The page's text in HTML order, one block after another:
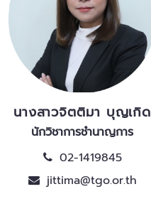
นางสาวจิตติมา บุญเกิด
นักวิชาการชำนาญการ
02-1419845
jittima@tgo.or.th